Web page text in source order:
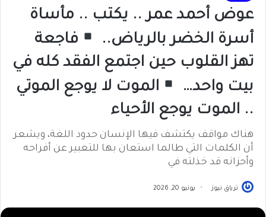
عوض أحمد عمر .. يكتب .. مأساة
أسرة الخضر بالرياض..
فاجعة
تهز القلوب حين اجتمع الفقد كله في
بيت واحد…
الموت لا يوجع الموتي
.. الموت يوجع الأحياء
هناك مواقف يكتشف فيها الإنسان حدود اللغة، ويشعر
أن الكلمات التي طالما استعان بها للتعبير عن أفراحه
وأحزانه قد خذلته في
ترياق نيوز يونيو 20, 2026